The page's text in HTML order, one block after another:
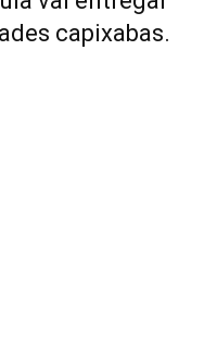
capixabas.